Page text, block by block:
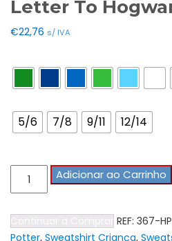
Letter To
€22,76 s/ IVA
5/6 7/8 9/11 12/14
QuantidadeAdicionar ao Carrinho
Continuar a Comprar REF: 367-
Potter, Sweatshirt Criança,